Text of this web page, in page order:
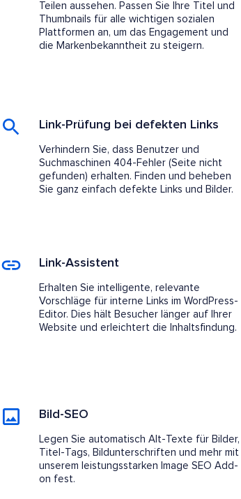
Teilen aussehen. Passen Sie Ihre Titel und
Thumbnails für alle wichtigen sozialen
Plattformen an, um das Engagement und
die Markenbekanntheit zu steigern.
Link-Prüfung bei defekten Links
Verhindern Sie, dass Benutzer und
Suchmaschinen 404-Fehler (Seite nicht
gefunden) erhalten. Finden und beheben
Sie ganz einfach defekte Links und Bilder.
Link-Assistent
Erhalten Sie intelligente, relevante
Vorschläge für interne Links im WordPress-
Editor. Dies hält Besucher länger auf Ihrer
Website und erleichtert die Inhaltsfindung.
Bild-SEO
Legen Sie automatisch Alt-Texte für Bilder,
Titel-Tags, Bildunterschriften und mehr mit
unserem leistungsstarken Image SEO Add-
on fest.